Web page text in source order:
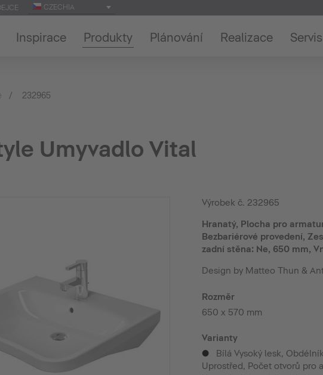
CZECHIA
Inspirace Produkty Plánování Realizace Servis
232965
Umyvadlo Vital
Výrobek č. 232965
Hranatý, Plocha pro
Bezbariérové provedení,
zadní stěna: Ne, 650 mm,
Design by Matteo Thun &
Rozměr
650 x 570 mm
Varianty
p
Bílá Vysoký lesk,
Uprostřed, Počet otvorů pro